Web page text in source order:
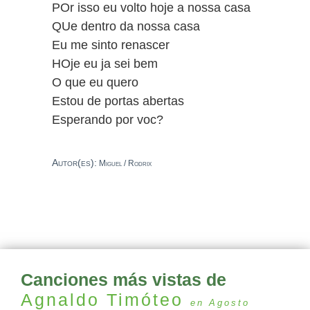
POr isso eu volto hoje a nossa casa
QUe dentro da nossa casa
Eu me sinto renascer
HOje eu ja sei bem
O que eu quero
Estou de portas abertas
Esperando por voc?
Autor(es): Miguel / Rodrix
Canciones más vistas de
Agnaldo Timóteo
en Agosto